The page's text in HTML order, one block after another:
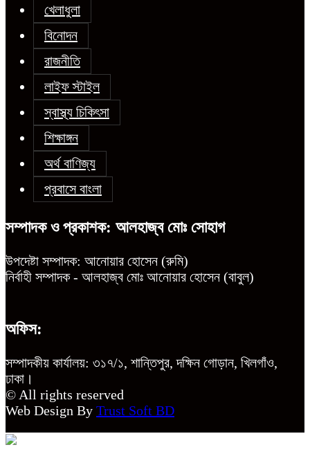
খেলাধুলা
বিনোদন
রাজনীতি
লাইফ স্টাইল
স্বাস্থ্য চিকিৎসা
শিক্ষাঙ্গন
অর্থ বাণিজ্য
প্রবাসে বাংলা
সম্পাদক ও প্রকাশক: আলহাজ্ব মোঃ সোহাগ
উপদেষ্টা সম্পাদক: আনোয়ার হোসেন (রুমি)
নির্বাহী সম্পাদক - আলহাজ্ব মোঃ আনোয়ার হোসেন (বাবুল)
অফিস:
সম্পাদকীয় কার্যালয়: ৩১৭/১, শান্তিপুর, দক্ষিন গোড়ান, খিলগাঁও,
ঢাকা।
© All rights reserved
Web Design By Trust Soft BD